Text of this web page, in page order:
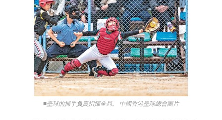
■壘球的捕手負責指揮全局。 中國香港壘球總會圖片